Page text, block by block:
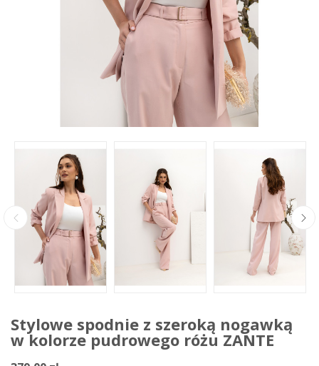
Stylowe spodnie z szeroką nogawką
w kolorze pudrowego różu ZANTE